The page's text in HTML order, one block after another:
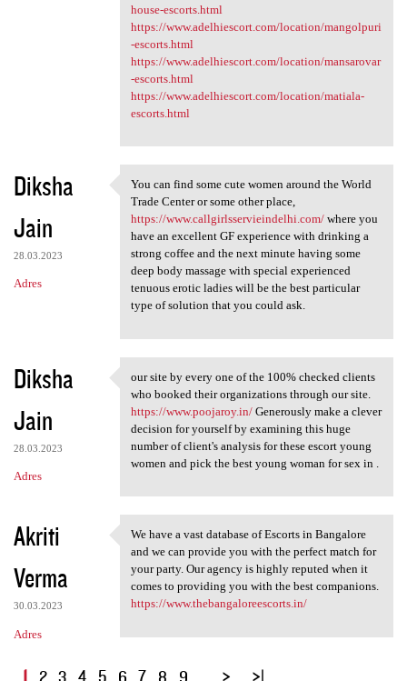
house-escorts.html
https://www.adelhiescort.com/location/mangolpuri
-escorts.html
https://www.adelhiescort.com/location/mansarovar
-escorts.html
https://www.adelhiescort.com/location/matiala-
escorts.html
Diksha
Jain
28.03.2023
Adres
You can find some cute women
You can find some cute women around the World
Trade Center or some other place,
https://www.callgirlsservieindelhi.com/where you
have an excellent GF experience with drinking a
strong coffee and the next minute having some
deep body massage with special experienced
tenuous erotic ladies will be the best particular
type of solution that you could ask.
Diksha
Jain
28.03.2023
Adres
our site by every one of the
our site by every one of the 100% checked clients
who booked their organizations through our site.
https://www.poojaroy.in/Generously make a clever
decision for yourself by examining this huge
number of client's analysis for these escort young
women and pick the best young woman for sex in .
Akriti
Verma
30.03.2023
Adres
We have a vast database of
We have a vast database of Escorts in Bangalore
and we can provide you with the perfect match for
your party. Our agency is highly reputed when it
comes to providing you with the best companions.
https://www.thebangaloreescorts.in/
S1 2 3 4 5 6 7 8 9